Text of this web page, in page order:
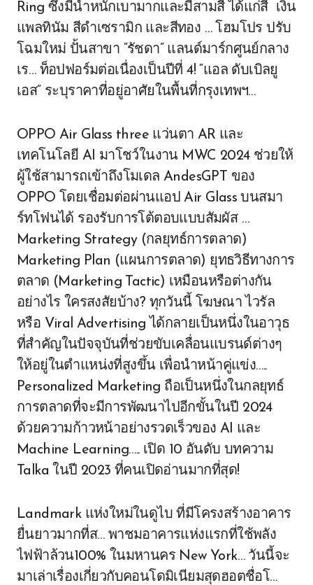
Ring ซึ่งมีน้ำหนักเบามากและมีสามสี ได้แก่สี เงิน
แพลทินัม สีดำเซรามิก และสีทอง … โฮมโปร ปรับ
โฉมใหม่ ปั้นสาขา “รัชดา” แลนด์มาร์กศูนย์กลาง
เร… ท็อปฟอร์มต่อเนื่องเป็นปีที่ 4! “แอล ดับเบิลยู
เอส” ระบุราคาที่อยู่อาศัยในพื้นที่กรุงเทพฯ…
OPPO Air Glass three แว่นตา AR และ
เทคโนโลยี AI มาโชว์ในงาน MWC 2024 ช่วยให้
ผู้ใช้สามารถเข้าถึงโมเดล AndesGPT ของ
OPPO โดยเชื่อมต่อผ่านแอป Air Glass บนสมา
ร์ทโฟนได้ รองรับการโต้ตอบแบบสัมผัส …
Marketing Strategy (กลยุทธ์การตลาด)
Marketing Plan (แผนการตลาด) ยุทธวิธีทางการ
ตลาด (Marketing Tactic) เหมือนหรือต่างกัน
อย่างไร ใครสงสัยบ้าง? ทุกวันนี้ โฆษณา ไวรัล
หรือ Viral Advertising ได้กลายเป็นหนึ่งในอาวุธ
ที่สำคัญในปัจจุบันที่ช่วยขับเคลื่อนแบรนด์ต่างๆ
ให้อยู่ในตำแหน่งที่สูงขึ้น เพื่อนำหน้าคู่แข่ง…..
Personalized Marketing ถือเป็นหนึ่งในกลยุทธ์
การตลาดที่จะมีการพัฒนาไปอีกขั้นในปี 2024
ด้วยความก้าวหน้าอย่างรวดเร็วของ AI และ
Machine Learning….. เปิด 10 อันดับ บทความ
Talka ในปี 2023 ที่คนเปิดอ่านมากที่สุด!
Landmark แห่งใหม่ในดูไบ ที่มีโครงสร้างอาคาร
ยื่นยาวมากที่ส… พาชมอาคารแห่งแรกที่ใช้พลัง
ไฟฟ้าล้วน100% ในมหานคร New York… วันนี้จะ
มาเล่าเรื่องเกี่ยวกับคอนโดมิเนียมสุดฮอตชื่อโ…